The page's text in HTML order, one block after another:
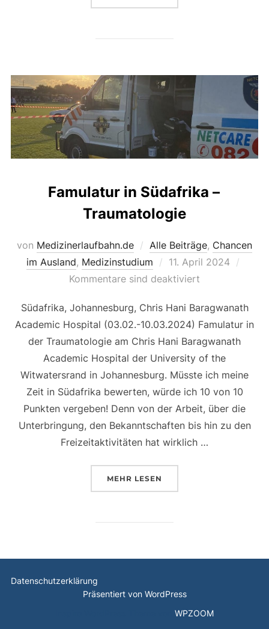
Famulatur in Südafrika –
Traumatologie
von Medizinerlaufbahn.de Alle Beiträge, Chancen
im Ausland, Medizinstudium
Veröffentlicht
am
11. April 2024
Kommentare sind deaktiviert
Südafrika, Johannesburg, Chris Hani Baragwanath
Academic Hospital (03.02.-10.03.2024) Famulatur in
der Traumatologie am Chris Hani Baragwanath
Academic Hospital der University of the
Witwatersrand in Johannesburg. Müsste ich meine
Zeit in Südafrika bewerten, würde ich 10 von 10
Punkten vergeben! Denn von der Arbeit, über die
Unterbringung, den Bekanntschaften bis hin zu den
Freizeitaktivitäten hat wirklich …
MEHR ÜBER „FAMULATUR IN
LESEN
Datenschutzerklärung
Präsentiert von WordPress
WPZOOM